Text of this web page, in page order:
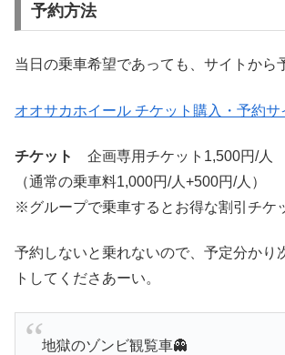
予約方法
当日の乗車希望であっても、サイトから
オオサカホイール チケット購入・予約サ
チケット
企画専用チケット1,500円/人
（通常の乗車料1,000円/人+500円/人）
※グループで乗車するとお得な割引チケ
予約しないと乗れないので、予定分かり
トしてくださあーい。
地獄のゾンビ観覧車👻